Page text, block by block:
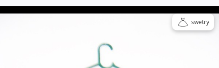
swetry